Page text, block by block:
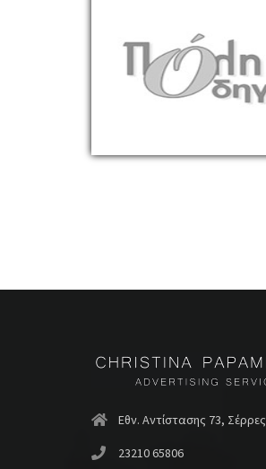
Εθν. Αντίστασης 73, Σέρρες
23210 65806